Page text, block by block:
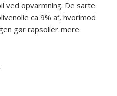
ved opvarmning. De sarte
ca 9% af, hvorimod
gør rapsolien mere